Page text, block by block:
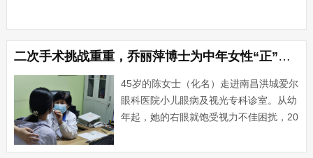
下去——这不是个别现象。问题往往不出
在咨询公司"不行"···...
二次手术挑战重重，乔丽萍博士为中年女性“正”回人生
45岁的陈女士（化名）走进南昌洪城爱尔
眼科医院小儿眼病及视光专科诊室。从幼
年起，她的右眼就饱受视力不佳困扰，20
可术后眼位再次偏移，且随着时间推移，